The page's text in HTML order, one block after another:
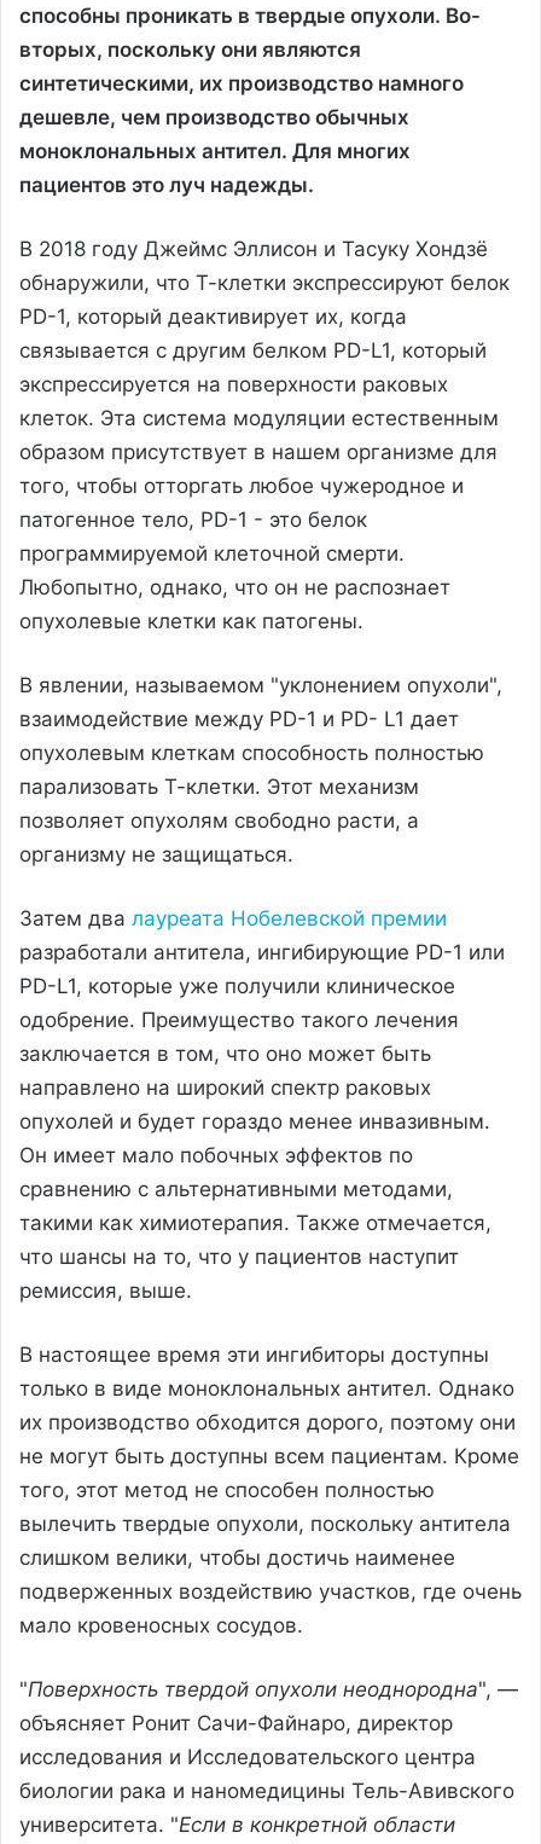
способны проникать в твердые опухоли. Во-
вторых, поскольку они являются
синтетическими, их производство намного
дешевле, чем производство обычных
моноклональных антител. Для многих
пациентов это луч надежды.
В 2018 году Джеймс Эллисон и Тасуку Хондзё
обнаружили, что Т-клетки экспрессируют белок
PD-1, который деактивирует их, когда
связывается с другим белком PD-L1, который
экспрессируется на поверхности раковых
клеток. Эта система модуляции естественным
образом присутствует в нашем организме для
того, чтобы отторгать любое чужеродное и
патогенное тело, PD-1 - это белок
программируемой клеточной смерти.
Любопытно, однако, что он не распознает
опухолевые клетки как патогены.
В явлении, называемом "уклонением опухоли",
взаимодействие между PD-1 и PD- L1 дает
опухолевым клеткам способность полностью
парализовать Т-клетки. Этот механизм
позволяет опухолям свободно расти, а
организму не защищаться.
Затем два лауреата Нобелевской премии
разработали антитела, ингибирующие PD-1 или
PD-L1, которые уже получили клиническое
одобрение. Преимущество такого лечения
заключается в том, что оно может быть
направлено на широкий спектр раковых
опухолей и будет гораздо менее инвазивным.
Он имеет мало побочных эффектов по
сравнению с альтернативными методами,
такими как химиотерапия. Также отмечается,
что шансы на то, что у пациентов наступит
ремиссия, выше.
В настоящее время эти ингибиторы доступны
только в виде моноклональных антител. Однако
их производство обходится дорого, поэтому они
не могут быть доступны всем пациентам. Кроме
того, этот метод не способен полностью
вылечить твердые опухоли, поскольку антитела
слишком велики, чтобы достичь наименее
подверженных воздействию участков, где очень
мало кровеносных сосудов.
"Поверхность твердой опухоли неоднородна", —
объясняет Ронит Сачи-Файнаро, директор
исследования и Исследовательского центра
биологии рака и наномедицины Тель-Авивского
университета. "Если в конкретной области